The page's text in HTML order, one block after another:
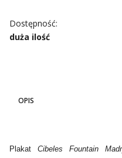
Dostępność:
duża ilość
OPIS
Plakat Cibeles Fountain